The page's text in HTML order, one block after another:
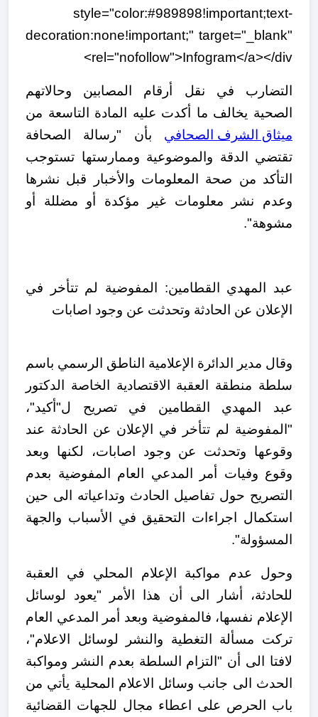
style="color:#989898!important;text-
decoration:none!important;" target="_blank"
rel="nofollow">Infogram</a></div>
التضارب في نقل أرقام المصابين وحالاتهم
الصحية يخالف ما أكدت عليه المادة التاسعة من
ميثاق الشرف الصحافي بأن "رسالة الصحافة
تقتضي الدقة والموضوعية وممارستها تستوجب
التأكد من صحة المعلومات والأخبار قبل نشرها
وعدم نشر معلومات غير مؤكدة أو مضللة أو
مشوهة".
عبد المهدي القطامين: المفوضية لم تتأخر في
الإعلان عن الحادثة وتحدثت عن وجود اصابات
وقال مدير الدائرة الإعلامية الناطق الرسمي باسم
سلطة منطقة العقبة الاقتصادية الخاصة الدكتور
عبد المهدي القطامين في تصريح ل"أكيد"،
"المفوضية لم تتأخر في الإعلان عن الحادثة عند
وقوعها وتحدثت عن وجود اصابات، لكنها وبعد
وقوع وفيات أمر المدعي العام المفوضية بعدم
التصريح حول تفاصيل الحادث وتداعياته الى حين
استكمال اجراءات التحقيق في الأسباب والجهة
المسؤولة".
وحول عدم مواكبة الإعلام المحلي في العقبة
للحادثة، أشار الى أن هذا الأمر "يعود لوسائل
الإعلام نفسها، فالمفوضية وبعد أمر المدعي العام
تركت مسألة التغطية والنشر لوسائل الاعلام"،
لافتا الى أن "التزام السلطة بعدم النشر ومواكبة
الحدث الى جانب وسائل الاعلام المحلية يأتي من
باب الحرص على اعطاء مجال للجهات القضائية